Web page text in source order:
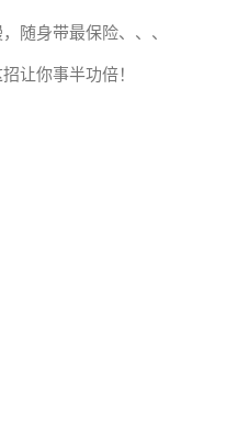
随身带最保险、、、
让你事半功倍！